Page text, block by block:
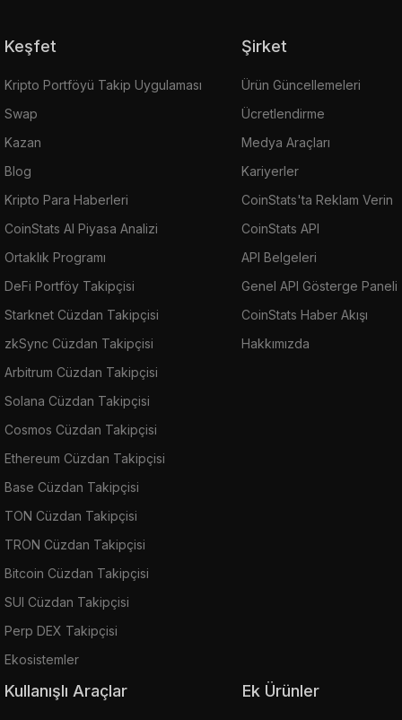
Keşfet
Kripto Portföyü Takip Uygulaması
Swap
Kazan
Blog
Kripto Para Haberleri
CoinStats AI Piyasa Analizi
Ortaklık Programı
DeFi Portföy Takipçisi
Starknet Cüzdan Takipçisi
zkSync Cüzdan Takipçisi
Arbitrum Cüzdan Takipçisi
Solana Cüzdan Takipçisi
Cosmos Cüzdan Takipçisi
Ethereum Cüzdan Takipçisi
Base Cüzdan Takipçisi
TON Cüzdan Takipçisi
TRON Cüzdan Takipçisi
Bitcoin Cüzdan Takipçisi
SUI Cüzdan Takipçisi
Perp DEX Takipçisi
Ekosistemler
Şirket
Ürün Güncellemeleri
Ücretlendirme
Medya Araçları
Kariyerler
CoinStats'ta Reklam Verin
CoinStats API
API Belgeleri
Genel API Gösterge Paneli
CoinStats Haber Akışı
Hakkımızda
Kullanışlı Araçlar Ek Ürünler